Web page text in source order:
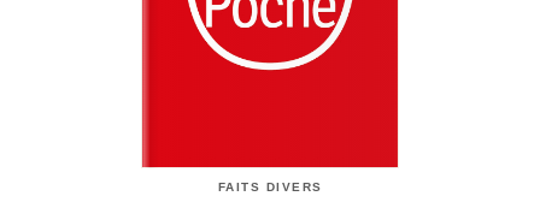
FAITS DIVERS